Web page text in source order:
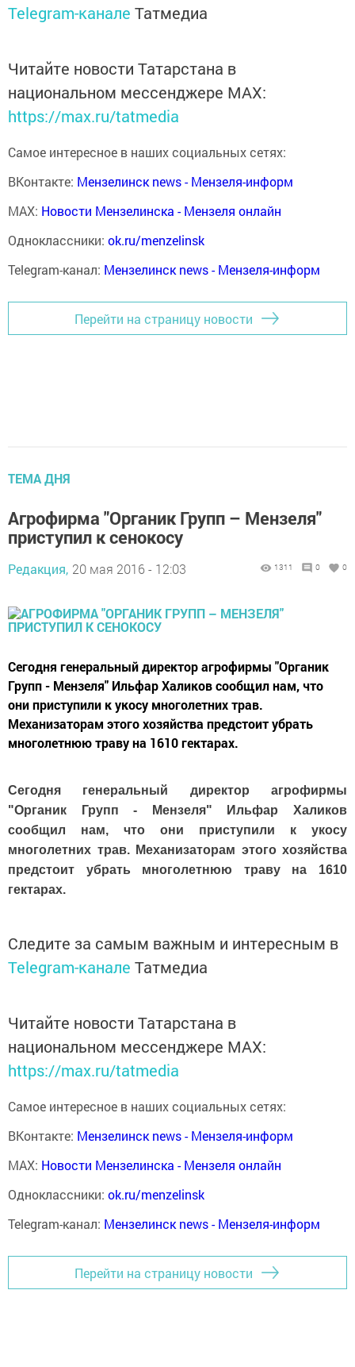
Telegram-канале Татмедиа
Читайте новости Татарстана в
национальном мессенджере MАХ:
https://max.ru/tatmedia
Самое интересное в наших социальных сетях:
ВКонтакте: Мензелинск news - Мензеля-информ
MAX: Новости Мензелинска - Мензеля онлайн
Одноклассники: ok.ru/menzelinsk
Telegram-канал: Мензелинск news - Мензеля-информ
Перейти на страницу новости
ТЕМА ДНЯ
Агрофирма "Органик Групп – Мензеля"
приступил к сенокосу
Редакция, 20 мая 2016 - 12:03 1311 0 0
Сегодня генеральный директор агрофирмы "Органик
Групп - Мензеля" Ильфар Халиков сообщил нам, что
они приступили к укосу многолетних трав.
Механизаторам этого хозяйства предстоит убрать
многолетнюю траву на 1610 гектарах.
Сегодня генеральный директор агрофирмы
"Органик Групп - Мензеля"
Ильфар Халиков
сообщил нам, что они приступили к укосу
многолетних трав. Механизаторам этого хозяйства
предстоит убрать многолетнюю траву на 1610
гектарах.
Следите за самым важным и интересным в
Telegram-канале Татмедиа
Читайте новости Татарстана в
национальном мессенджере MАХ:
https://max.ru/tatmedia
Самое интересное в наших социальных сетях:
ВКонтакте: Мензелинск news - Мензеля-информ
MAX: Новости Мензелинска - Мензеля онлайн
Одноклассники: ok.ru/menzelinsk
Telegram-канал: Мензелинск news - Мензеля-информ
Перейти на страницу новости